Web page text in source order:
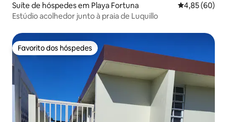
Suíte de hóspedes em Playa Fortuna Classificação
4,85 (60)
Estúdio acolhedor junto à praia de Luquillo
Favorito dos hóspedes
Favorito dos hóspedes